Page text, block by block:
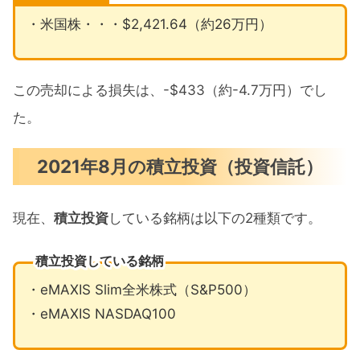
・米国株・・・$2,421.64（約26万円）
この売却による損失は、-$433（約-4.7万円）でし
た。
2021年8月の積立投資（投資信託）
現在、 積立投資している銘柄は以下の2種類です。
積立投資している銘柄
・eMAXIS Slim全米株式（S&P500）
・eMAXIS NASDAQ100